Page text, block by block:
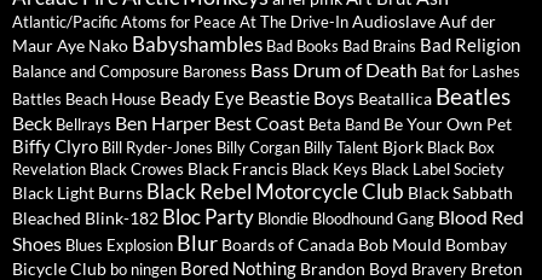
Atlantic/PacificAtoms for PeaceAt The Drive-InAudioslaveAuf der
MaurAye Nako Babyshambles Bad Books Bad Brains Bad Religion
Balance and Composure Baroness Bass Drum of Death Bat for Lashes
Battles Beach House Beady Eye Beastie Boys Beatallica Beatles
Beck Bellrays Ben Harper Best Coast Beta Band Be Your Own Pet
Biffy Clyro Bill Ryder-Jones Billy Corgan Billy Talent Bjork Black Box
Revelation Black Crowes Black Francis Black Keys Black Label Society
Black Light Burns Black Rebel Motorcycle Club Black Sabbath
Bleached Blink-182 Bloc Party Blondie Bloodhound Gang Blood Red
Shoes Blues Explosion Blur Boards of Canada Bob Mould Bombay
Bicycle Club bo ningen Bored Nothing Brandon Boyd Bravery Breton